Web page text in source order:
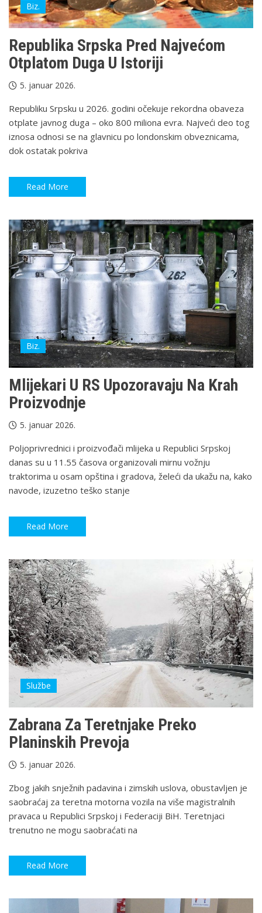
Biz.
Republika Srpska Pred Najvećom
Otplatom Duga U Istoriji
5. januar 2026.
Republiku Srpsku u 2026. godini očekuje rekordna obaveza
otplate javnog duga – oko 800 miliona evra. Najveći deo tog
iznosa odnosi se na glavnicu po londonskim obveznicama,
dok ostatak pokriva
Read More
Biz.
Mlijekari U RS Upozoravaju Na Krah
Proizvodnje
5. januar 2026.
Poljoprivrednici i proizvođači mlijeka u Republici Srpskoj
danas su u 11.55 časova organizovali mirnu vožnju
traktorima u osam opština i gradova, želeći da ukažu na, kako
navode, izuzetno teško stanje
Read More
Službe
Zabrana Za Teretnjake Preko
Planinskih Prevoja
5. januar 2026.
Zbog jakih snježnih padavina i zimskih uslova, obustavljen je
saobraćaj za teretna motorna vozila na više magistralnih
pravaca u Republici Srpskoj i Federaciji BiH. Teretnjaci
trenutno ne mogu saobraćati na
Read More